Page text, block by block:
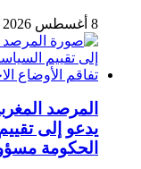
8 أغسطس 2026
المرصد
يدعو إلى
الحكومة